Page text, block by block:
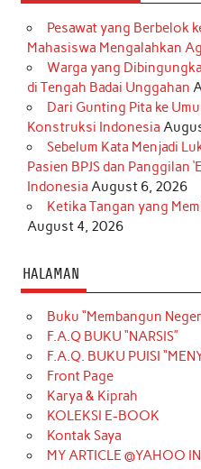
Pesawat yang Berbelok
Mahasiswa Mengalahkan
Warga yang
di Tengah Badai Unggahan
Dari Gunting Pita ke
Konstruksi Indonesia
Sebelum Kata Menjadi
Pasien BPJS dan Panggilan
Indonesia August 6, 2026
Ketika Tangan yang
August 4, 2026
HALAMAN
Buku “Membangun
F.A.Q BUKU “NARSIS”
F.A.Q. BUKU PUISI
Front Page
Karya & Kiprah
KOLEKSI E-BOOK
Kontak Saya
MY ARTICLE @YAHOO